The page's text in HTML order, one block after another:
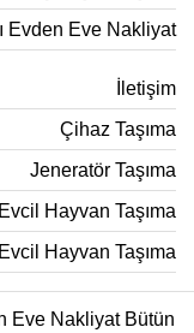
Evden Eve Nakliyat
İletişim
Çihaz Taşıma
Jeneratör Taşıma
Evcil Hayvan Taşıma
Hayvan Taşıma
Eve Nakliyat Bütün